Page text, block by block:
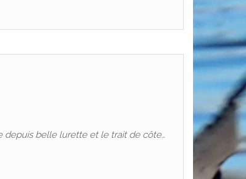
depuis belle lurette et le trait de côte…